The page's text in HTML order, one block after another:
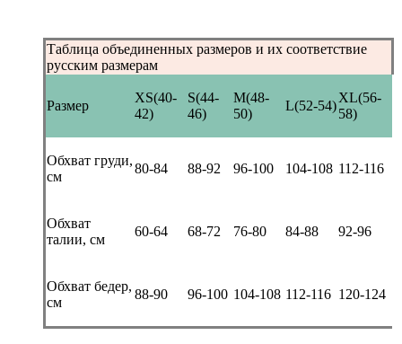
Таблица объединенных размеров и их соответствие
русским размерам
Размер
XS(40-
42)
S(44-
46)
M(48-
50)
L(52-54)
XL(56-
58)
Обхват груди,
см
80-84 88-92 96-100 104-108 112-116
Обхват
талии, см
60-64 68-72 76-80 84-88 92-96
Обхват бедер,
см
88-90 96-100 104-108 112-116 120-124